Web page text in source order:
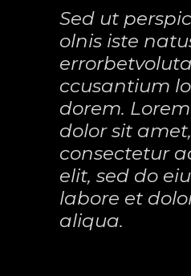
Sed ut
olnis iste
ccusantium
dorem.
dolor sit amet,
consectetur
elit, sed do
labore et
aliqua.